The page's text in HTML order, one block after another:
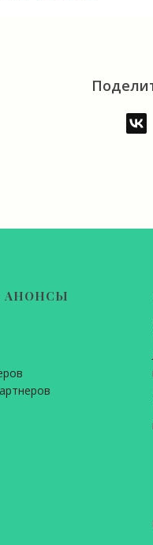
АНОНСЫ